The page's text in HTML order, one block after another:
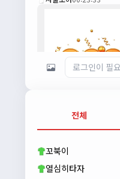
새해 복많이 받으세요!!
자출조아00:23:55
전체
꼬북이
열심히타자